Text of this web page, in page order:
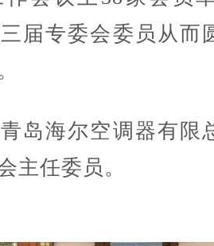
届专委会委员从而
海尔空调器有限
主任委员。